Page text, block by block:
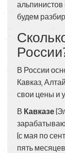
будем
В России
Кавказ,
свои цены и
В Кавказе
(с мая по
пять